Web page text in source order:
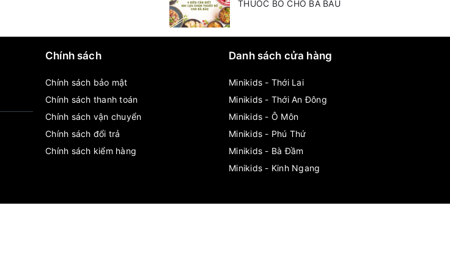
THUỐC BỔ CHO BÀ BẦU
Chính sách
Chính sách bảo mật
Chính sách thanh toán
Chính sách vận chuyển
Chính sách đổi trả
Chính sách kiểm hàng
Danh sách cửa hàng
Minikids - Thới Lai
Minikids - Thới An Đông
Minikids - Ô Môn
Minikids - Phú Thứ
Minikids - Bà Đầm
Minikids - Kinh Ngang